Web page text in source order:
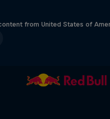
from United States of